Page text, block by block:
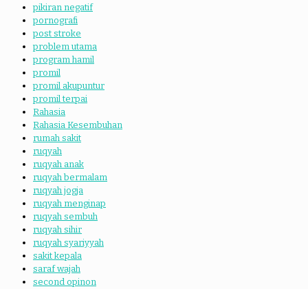
pikiran negatif
pornografi
post stroke
problem utama
program hamil
promil
promil akupuntur
promil terpai
Rahasia
Rahasia Kesembuhan
rumah sakit
ruqyah
ruqyah anak
ruqyah bermalam
ruqyah jogja
ruqyah menginap
ruqyah sembuh
ruqyah sihir
ruqyah syariyyah
sakit kepala
saraf wajah
second opinon